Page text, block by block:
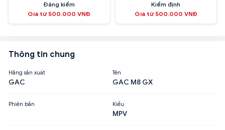
Đăng kiểm
Giá từ 500.000 VNĐ
Kiểm định
Giá từ 500.000 VNĐ
Thông tin chung
Hãng sản xuất
GAC
Tên
GAC M8 GX
Phiên bản Kiểu
MPV